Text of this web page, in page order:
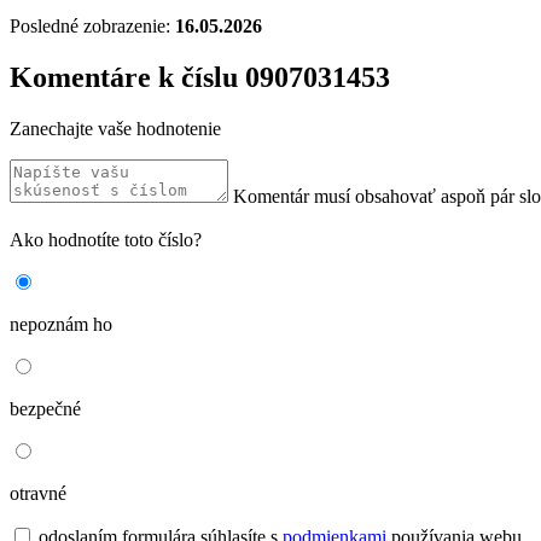
Posledné zobrazenie: 16.05.2026
Komentáre k číslu 0907031453
Zanechajte vaše hodnotenie
Komentár musí obsahovať aspoň pár
Ako hodnotíte toto číslo?
nepoznám ho
bezpečné
otravné
odoslaním formulára súhlasíte s podmienkami používania webu